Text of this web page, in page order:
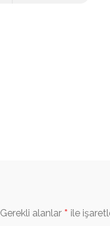
Gerekli alanlar * ile